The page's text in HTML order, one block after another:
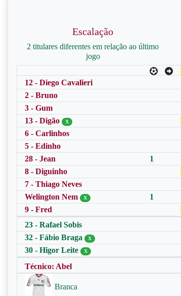
Escalação
2 titulares diferentes em relação ao último
jogo
12 - Diego Cavalieri
2 - Bruno
3 - Gum
13 - Digão
X
6 - Carlinhos
5 - Edinho
28 - Jean
1
8 - Diguinho
7 - Thiago Neves
Welington Nem
X
1
9 - Fred
23 - Rafael Sobis
32 - Fábio Braga
X
30 - Higor Leite X
Técnico: Abel
Branca